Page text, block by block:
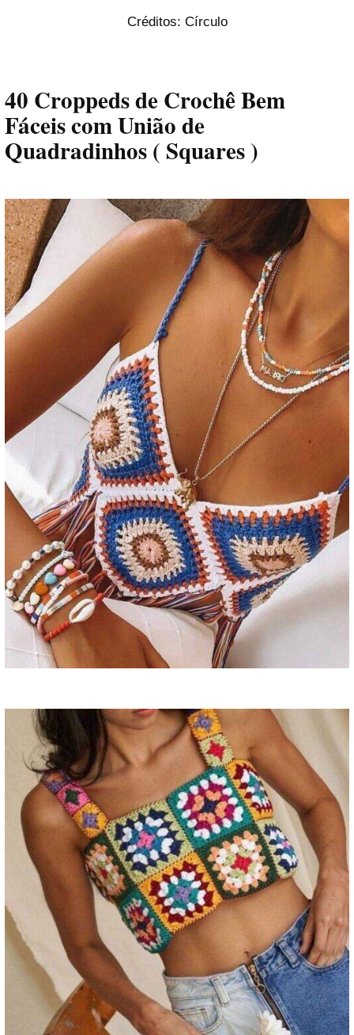
Créditos: Círculo
40 Croppeds de Crochê Bem
Fáceis com União de
Quadradinhos ( Squares )